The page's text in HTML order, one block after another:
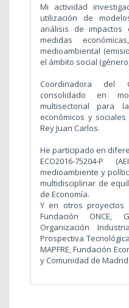
Mi actividad
utilización de
análisis de impactos
medidas
medioambiental
el ámbito social
Coordinadora del
consolidado en
multisectorial para
económicos y
Rey Juan Carlos.
He participado en
ECO2016-75204-P
medioambiente y
multidisciplinar de
de Economía.
Y en otros proyectos
Fundación ONCE,
Organización
Prospectiva
MAPFRE, Fundación
y Comunidad de Madrid.